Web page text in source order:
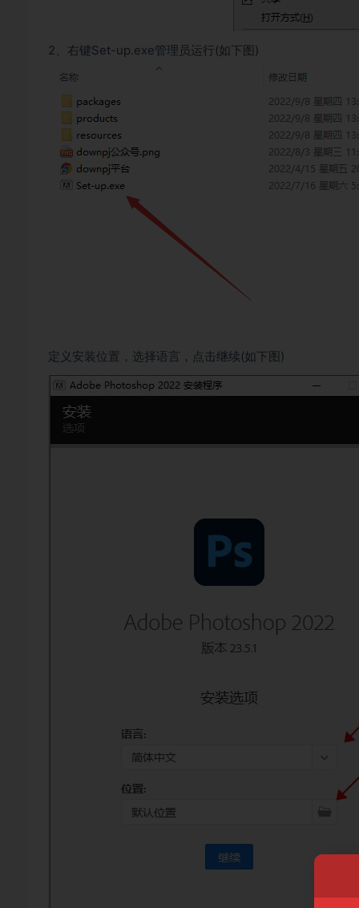
2、右键Set-up.exe管理员运行(如下图)
定义安装位置，选择语言，点击继续(如下图)